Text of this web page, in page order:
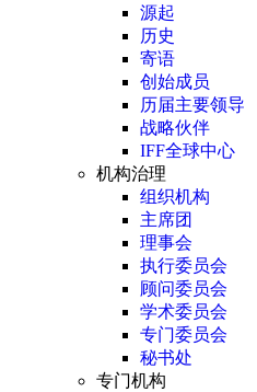
源起
历史
寄语
创始成员
历届主要领导
战略伙伴
IFF全球中心
机构治理
组织机构
主席团
理事会
执行委员会
顾问委员会
学术委员会
专门委员会
秘书处
专门机构